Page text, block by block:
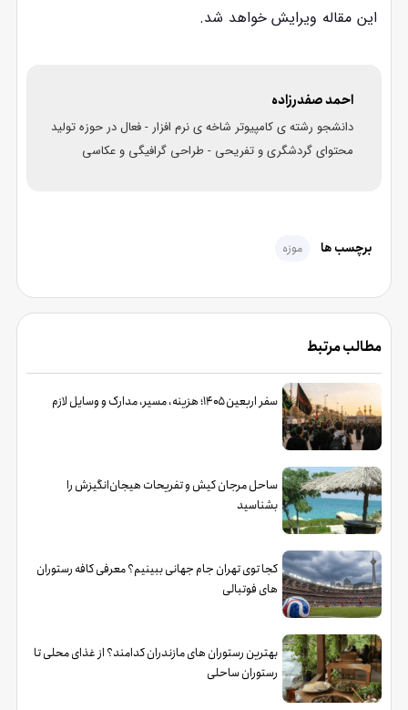
این مقاله ویرایش خواهد شد.
احمد صفدرزاده
دانشجو رشته ی کامپیوتر شاخه ی نرم افزار - فعال در حوزه تولید
محتوای گردشگری و تفریحی - طراحی گرافیگی و عکاسی
برچسب ها موزه
مطالب مرتبط
سفر اربعین ۱۴۰۵؛ هزینه، مسیر، مدارک و وسایل لازم
ساحل مرجان کیش و تفریحات هیجان‌انگیزش را
بشناسید
کجا توی تهران جام جهانی ببینیم؟ معرفی کافه رستوران
های فوتبالی
بهترین رستوران های مازندران کدامند؟ از غذای محلی تا
رستوران ساحلی